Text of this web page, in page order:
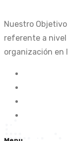
Nuestro
referente a nivel
organización en